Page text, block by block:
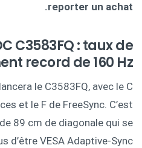
reporter un achat.
C3583FQ : taux de
record de 160 Hz
le C3583FQ, avec le C
et le F de FreeSync. C’est
89 cm de diagonale qui se
d’être VESA Adaptive-Sync